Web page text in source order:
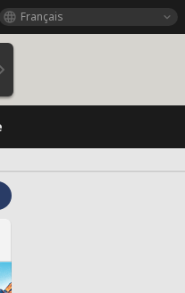
Français